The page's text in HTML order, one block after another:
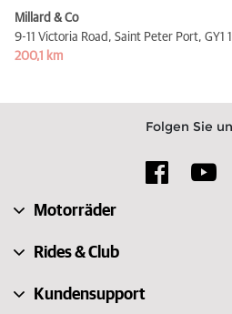
Millard & Co
9-11 Victoria Road, Saint Peter Port, GY1
200,1 km
Folgen Sie
Motorräder
Rides & Club
Kundensupport